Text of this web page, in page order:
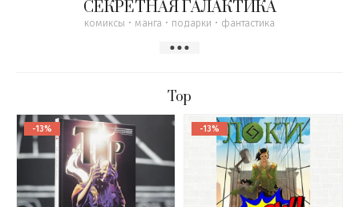
СЕКРЕТНАЯ ГАЛАКТИКА
комиксы • манга • подарки • фантастика
Тор
-13% -13%